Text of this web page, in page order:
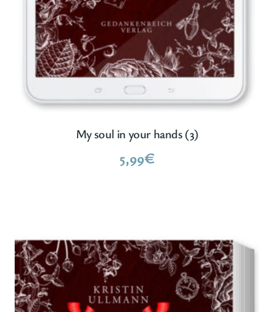
My soul in your hands (3)
5,99€